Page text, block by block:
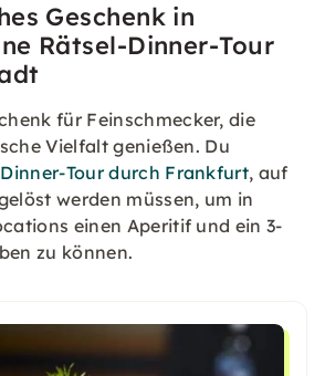
Geschenk in
Rätsel-Dinner-Tour
für Feinschmecker, die
Vielfalt genießen. Du
Dinner-Tour durch Frankfurt, auf
werden müssen, um in
einen Aperitif und ein 3-
zu können.